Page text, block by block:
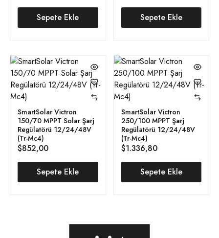
Sepete Ekle Sepete Ekle
SmartSolar Victron
150/70 MPPT Solar Şarj
Regülatörü 12/24/48V
(Tr-Mc4)
$852,00
Sepete Ekle
SmartSolar Victron
250/100 MPPT Şarj
Regülatörü 12/24/48V
(Tr-Mc4)
$1.336,80
Sepete Ekle